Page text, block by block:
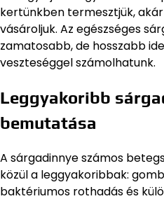
kertünkben termesztjük,
vásároljuk. Az egészséges
zamatosabb, de hosszabb
veszteséggel számolhatunk.
Leggyakoribb
bemutatása
A sárgadinnye számos
közül a leggyakoribbak:
baktériumos rothadás és